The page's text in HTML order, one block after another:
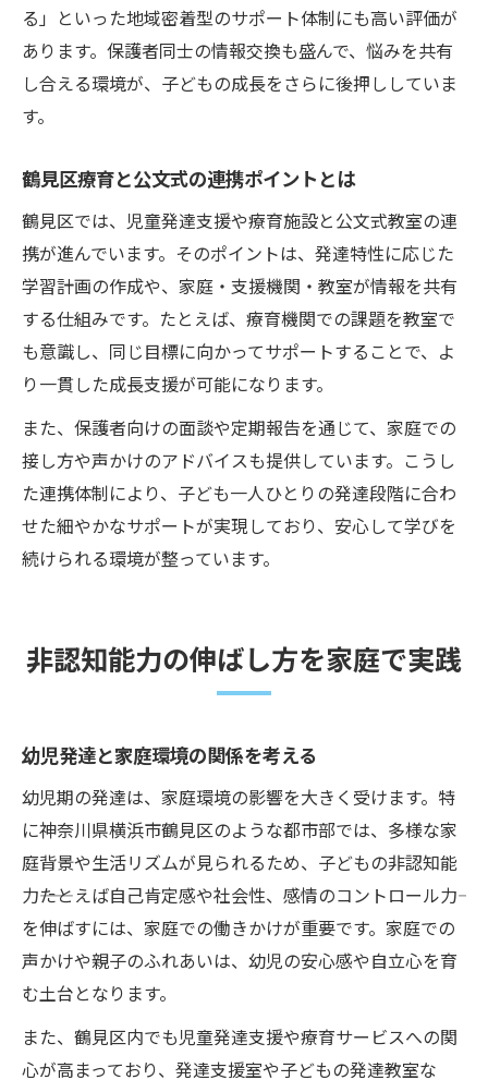
る」といった地域密着型のサポート体制にも高い評価が
あります。保護者同士の情報交換も盛んで、悩みを共有
し合える環境が、子どもの成長をさらに後押ししていま
す。
鶴見区療育と公文式の連携ポイントとは
鶴見区では、児童発達支援や療育施設と公文式教室の連
携が進んでいます。そのポイントは、発達特性に応じた
学習計画の作成や、家庭・支援機関・教室が情報を共有
する仕組みです。たとえば、療育機関での課題を教室で
も意識し、同じ目標に向かってサポートすることで、よ
り一貫した成長支援が可能になります。
また、保護者向けの面談や定期報告を通じて、家庭での
接し方や声かけのアドバイスも提供しています。こうし
た連携体制により、子ども一人ひとりの発達段階に合わ
せた細やかなサポートが実現しており、安心して学びを
続けられる環境が整っています。
非認知能力の伸ばし方を家庭で実践
幼児発達と家庭環境の関係を考える
幼児期の発達は、家庭環境の影響を大きく受けます。特
に神奈川県横浜市鶴見区のような都市部では、多様な家
庭背景や生活リズムが見られるため、子どもの非認知能
力――たとえば自己肯定感や社会性、感情のコントロール力――
を伸ばすには、家庭での働きかけが重要です。家庭での
声かけや親子のふれあいは、幼児の安心感や自立心を育
む土台となります。
また、鶴見区内でも児童発達支援や療育サービスへの関
心が高まっており、発達支援室や子どもの発達教室な